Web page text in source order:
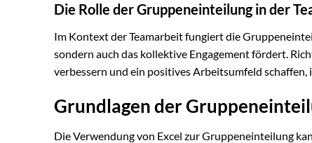
Die Rolle der Gruppeneinteilung in der
Im Kontext der Teamarbeit fungiert die
sondern auch das kollektive Engagement fördert.
verbessern und ein positives Arbeitsumfeld
Grundlagen der
Die Verwendung von Excel zur Gruppeneinteilung